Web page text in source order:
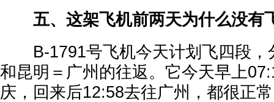
五、这架飞机前两天为什么没有
B-1791号飞机今天计划飞四段，
和昆明＝广州的往返。它今天早上
庆，回来后12:58去往广州，都很正